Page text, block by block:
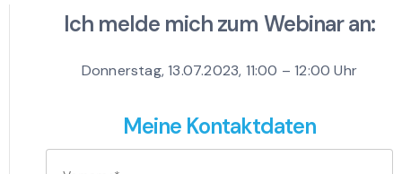
Ich melde mich zum Webinar an:
Donnerstag, 13.07.2023, 11:00 – 12:00 Uhr
Meine Kontaktdaten